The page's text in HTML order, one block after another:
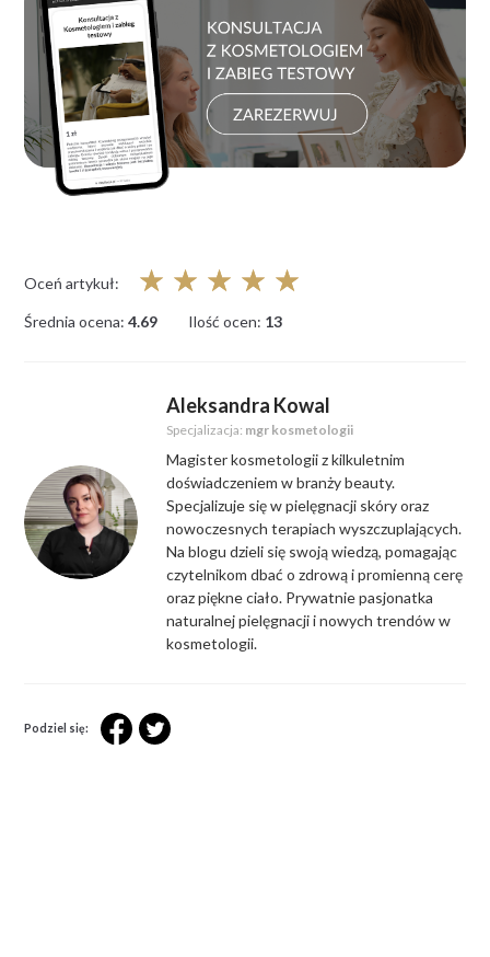
Oceń artykuł: ☆ ☆ ☆ ☆ ☆
Średnia ocena: 4.69 Ilość ocen: 13
Aleksandra Kowal
Specjalizacja: mgr kosmetologii
Magister kosmetologii z kilkuletnim
doświadczeniem w branży beauty.
Specjalizuje się w pielęgnacji skóry oraz
nowoczesnych terapiach wyszczuplających.
Na blogu dzieli się swoją wiedzą, pomagając
czytelnikom dbać o zdrową i promienną cerę
oraz piękne ciało. Prywatnie pasjonatka
naturalnej pielęgnacji i nowych trendów w
kosmetologii.
Podziel się: